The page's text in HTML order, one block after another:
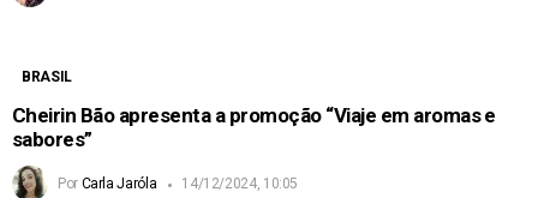
BRASIL
Cheirin Bão apresenta a promoção “Viaje em aromas e
sabores”
Por Carla Jaróla 14/12/2024, 10:05